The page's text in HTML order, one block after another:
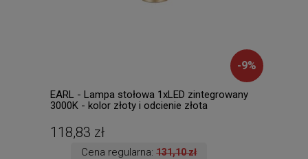
-9%
EARL - Lampa stołowa 1xLED zintegrowany
3000K - kolor złoty i odcienie złota
118,83 zł
Cena regularna:131,10 zł